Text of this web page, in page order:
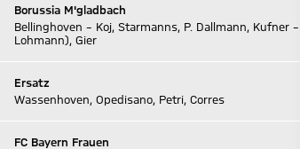
Borussia M'gladbach
Bellinghoven – Koj, Starmanns, P. Dallmann,
Lohmann), Gier
Ersatz
Wassenhoven, Opedisano, Petri, Corres
FC Bayern Frauen